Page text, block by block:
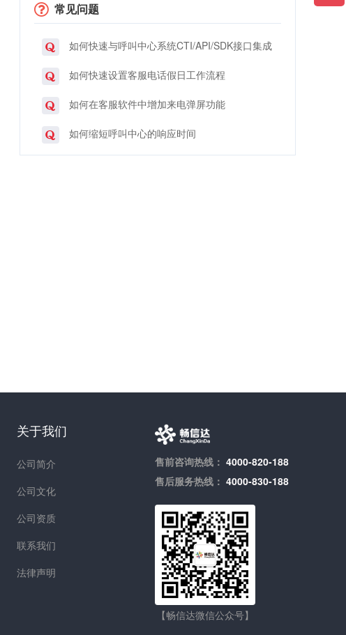
常见问题
如何快速与呼叫中心系统CTI/API/SDK接口集成
如何快速设置客服电话假日工作流程
如何在客服软件中增加来电弹屏功能
如何缩短呼叫中心的响应时间
关于我们
公司简介
公司文化
公司资质
联系我们
法律声明
售前咨询热线： 4000-820-188
售后服务热线： 4000-830-188
【畅信达微信公众号】